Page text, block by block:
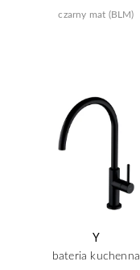
czarny mat (BLM)
Y
bateria kuchenna